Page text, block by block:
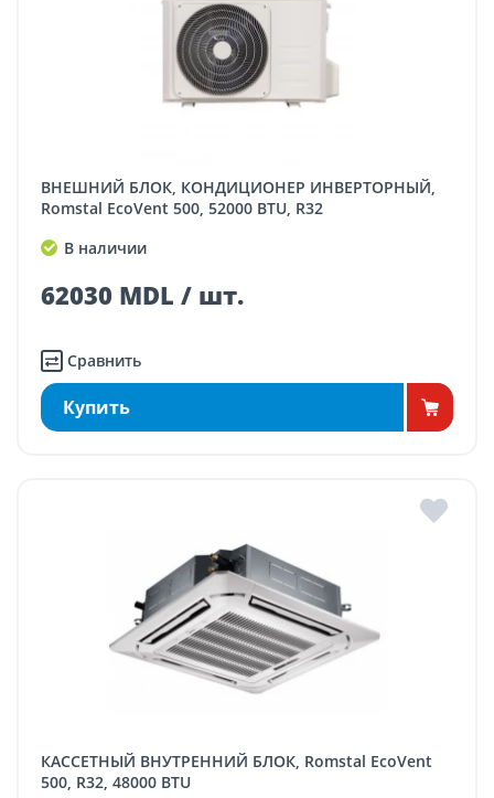
ВНЕШНИЙ БЛОК, КОНДИЦИОНЕР ИНВЕРТОРНЫЙ,
Romstal EcoVent 500, 52000 BTU, R32
В наличии
62030 MDL / шт.
Сравнить
Купить
КАССЕТНЫЙ ВНУТРЕННИЙ БЛОК, Romstal EcoVent
500, R32, 48000 BTU